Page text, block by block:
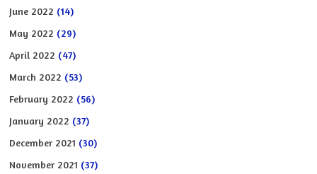
June 2022 (14)
May 2022 (29)
April 2022 (47)
March 2022 (53)
February 2022 (56)
January 2022 (37)
December 2021 (30)
November 2021 (37)